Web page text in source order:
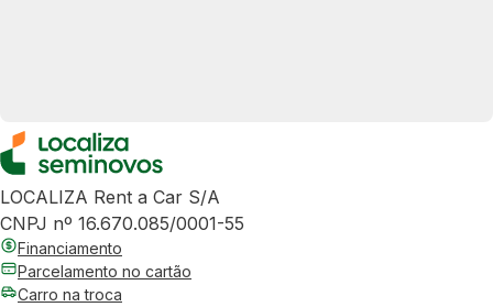
LOCALIZA Rent a Car S/A
CNPJ nº 16.670.085/0001-55
Financiamento
Parcelamento no cartão
Carro na troca